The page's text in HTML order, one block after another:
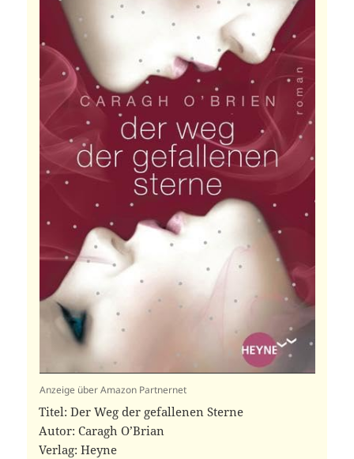
Anzeige über Amazon Partnernet
Titel: Der Weg der gefallenen Sterne
Autor: Caragh O’Brian
Verlag: Heyne